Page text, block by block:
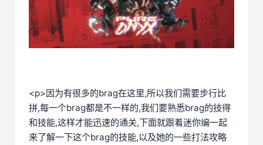
<p>因为有很多的brag在这里,所以我们需要步行比
拼,每一个brag都是不一样的,我们要熟悉brag的技得
和技能,这样才能迅速的通关,下面就跟着迷你编一起
来了解一下这个brag的技能,以及她的一些打法攻略